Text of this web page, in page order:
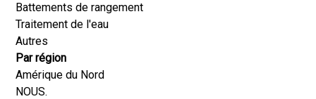
Battements de rangement
Traitement de l'eau
Autres
Par région
Amérique du Nord
NOUS.